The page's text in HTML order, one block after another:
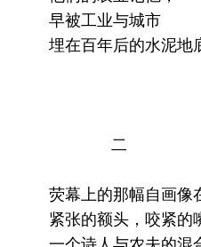
早被工业与城市
埋在百年后的水泥地
二
荧幕上的那幅自画像
紧张的额头，咬紧的